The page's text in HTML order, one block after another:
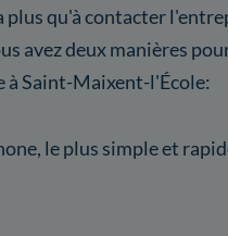
plus qu'à contacter
avez deux manières
à Saint-Maixent-l'École:
le plus simple et